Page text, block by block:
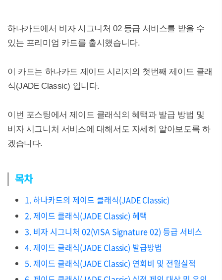
하나카드에서 비자 시그니처 02 등급 서비스를 받을 수
있는 프리미엄 카드를 출시헀습니다.
이 카드는 하나카드 제이드 시리지의 첫번째 제이드 클래
식(JADE Classic) 입니다.
이번 포스팅에서 제이드 클래식의 혜택과 발급 방법 및
비자 시그니처 서비스에 대해서도 자세히 알아보도록 하
겠습니다.
목차
1. 하나카드의 제이드 클래식(JADE Classic)
2. 제이드 클래식(JADE Classic) 혜택
3. 비자 시그니처 02(VISA Signature 02) 등급 서비스
4. 제이드 클래식(JADE Classic) 발급방법
5. 제이드 클래식(JADE Classic) 연회비 및 전월실적